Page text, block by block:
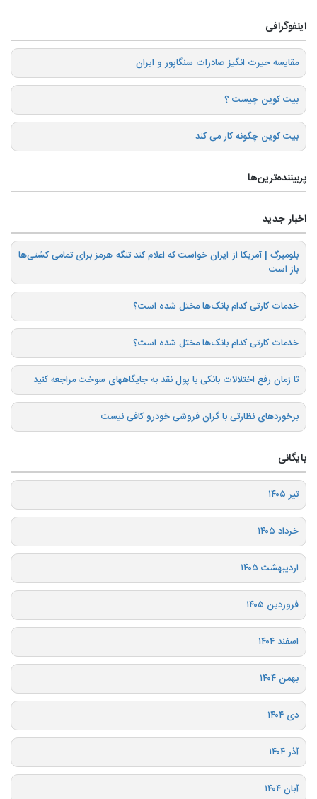
اینفوگرافی
️مقایسه حیرت انگیز صادرات سنگاپور و ایران
بیت کوین چیست ؟
بیت کوین چگونه کار می کند
پربیننده‌ترین‌ها
اخبار جدید
بلومبرگ | آمریکا از ایران خواست که اعلام کند تنگه هرمز برای تمامی کشتی‌ها
باز است
خدمات کارتی کدام بانک‌ها مختل شده است؟
خدمات کارتی کدام بانک‌ها مختل شده است؟
تا زمان رفع اختلالات بانکی با پول نقد به جایگاههای سوخت مراجعه کنید
برخوردهای نظارتی با گران فروشی خودرو کافی نیست
بایگانی
تیر ۱۴۰۵
خرداد ۱۴۰۵
اردیبهشت ۱۴۰۵
فروردین ۱۴۰۵
اسفند ۱۴۰۴
بهمن ۱۴۰۴
دی ۱۴۰۴
آذر ۱۴۰۴
آبان ۱۴۰۴